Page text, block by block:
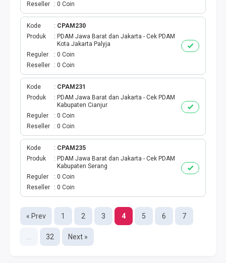
XL AKTIVASI VOUCHER MASSAL
TRI AKTIVASI VOUCHER MASSAL
TELKOMSEL AKTIVASI MASSAL
XL AKTIVASI MASSAL
TRI AKTIVASI MASSAL
SMARTFREN AKTIVASI
BRONET BULANAN
AIGO KUOTA MINI
SMARFTEN KUOTA NONSTOP
TRANSFER UANG LINKQU
XL DATA HARIAN
Reseller
0 Coin
Kode
CPAM230
Produk
PDAM Jawa Barat dan Jakarta - Cek PDAM
Kota Jakarta Palyja
Reguler
0 Coin
Reseller
0 Coin
Kode
CPAM231
Produk
PDAM Jawa Barat dan Jakarta - Cek PDAM
Kabupaten Cianjur
Reguler
0 Coin
Reseller
0 Coin
Kode
CPAM235
Produk
PDAM Jawa Barat dan Jakarta - Cek PDAM
Kabupaten Serang
Reguler
0 Coin
Reseller
0 Coin
« Prev 1 2 3 4 5 6 7
32 Next »